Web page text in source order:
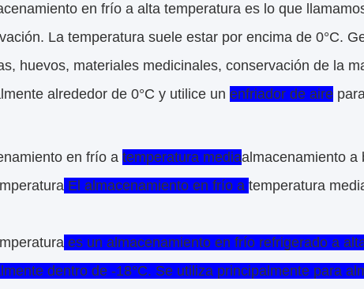
en frío a alta temperatura es lo que
La temperatura suele estar por encima de 0°C.
huevos, materiales medicinales, conservación de la
alrededor de 0°C y utilice un enfriador de aire
en frío a temperatura mediaalmacenamiento a
El almacenamiento en frío a temperatura
es un almacenamiento en frío refrigerado a
dentro de -18°C. Se utiliza principalmente para